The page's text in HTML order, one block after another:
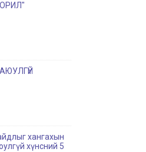
хангахын
хүнсний 5